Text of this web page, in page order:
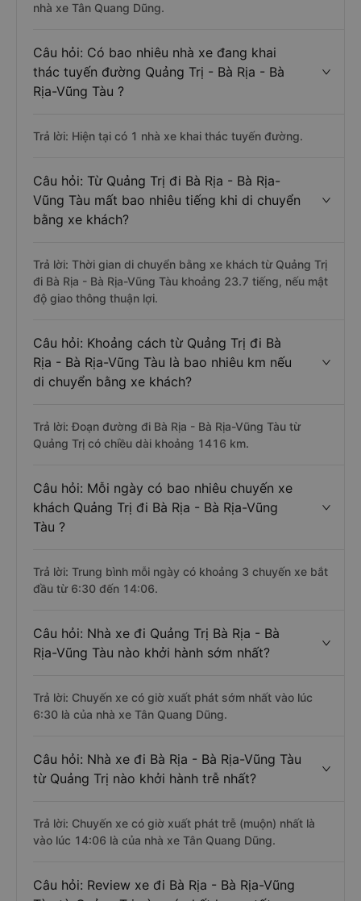
nhà xe Tân Quang Dũng.
Câu hỏi: Có bao nhiêu nhà xe đang khai
thác tuyến đường Quảng Trị - Bà Rịa - Bà
Rịa-Vũng Tàu ?
Trả lời: Hiện tại có 1 nhà xe khai thác tuyến đường.
Câu hỏi: Từ Quảng Trị đi Bà Rịa - Bà Rịa-
Vũng Tàu mất bao nhiêu tiếng khi di chuyển
bằng xe khách?
Trả lời: Thời gian di chuyển bằng xe khách từ Quảng Trị
đi Bà Rịa - Bà Rịa-Vũng Tàu khoảng 23.7 tiếng, nếu mật
độ giao thông thuận lợi.
Câu hỏi: Khoảng cách từ Quảng Trị đi Bà
Rịa - Bà Rịa-Vũng Tàu là bao nhiêu km nếu
di chuyển bằng xe khách?
Trả lời: Đoạn đường đi Bà Rịa - Bà Rịa-Vũng Tàu từ
Quảng Trị có chiều dài khoảng 1416 km.
Câu hỏi: Mỗi ngày có bao nhiêu chuyến xe
khách Quảng Trị đi Bà Rịa - Bà Rịa-Vũng
Tàu ?
Trả lời: Trung bình mỗi ngày có khoảng 3 chuyến xe bắt
đầu từ 6:30 đến 14:06.
Câu hỏi: Nhà xe đi Quảng Trị Bà Rịa - Bà
Rịa-Vũng Tàu nào khởi hành sớm nhất?
Trả lời: Chuyến xe có giờ xuất phát sớm nhất vào lúc
6:30 là của nhà xe Tân Quang Dũng.
Câu hỏi: Nhà xe đi Bà Rịa - Bà Rịa-Vũng Tàu
từ Quảng Trị nào khởi hành trễ nhất?
Trả lời: Chuyến xe có giờ xuất phát trễ (muộn) nhất là
vào lúc 14:06 là của nhà xe Tân Quang Dũng.
Câu hỏi: Review xe đi Bà Rịa - Bà Rịa-Vũng